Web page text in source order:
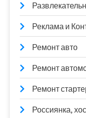
Реклама и
Ремонт авто
Ремонт
Ремонт
Россиянка,